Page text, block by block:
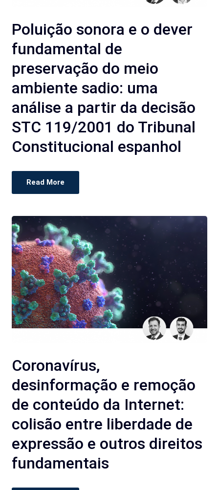
Poluição sonora e o dever
fundamental de
preservação do meio
ambiente sadio: uma
análise a partir da decisão
STC 119/2001 do Tribunal
Constitucional espanhol
Read More
Coronavírus,
desinformação e remoção
de conteúdo da Internet:
colisão entre liberdade de
expressão e outros direitos
fundamentais